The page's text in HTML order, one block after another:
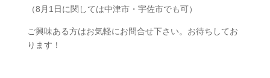
（8月1日に関しては中津市・宇佐市でも可）
ご興味ある方はお気軽にお問合せ下さい。お待ちしてお
ります！